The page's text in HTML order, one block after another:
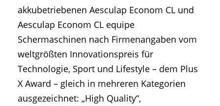
akkubetriebenen Aesculap Econom CL und
Aesculap Econom CL equipe
Schermaschinen nach Firmenangaben vom
weltgrößten Innovationspreis für
Technologie, Sport und Lifestyle – dem Plus
X Award – gleich in mehreren Kategorien
ausgezeichnet: „High Quality“,